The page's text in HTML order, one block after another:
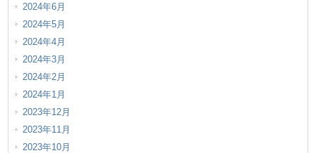
2024年6月
2024年5月
2024年4月
2024年3月
2024年2月
2024年1月
2023年12月
2023年11月
2023年10月